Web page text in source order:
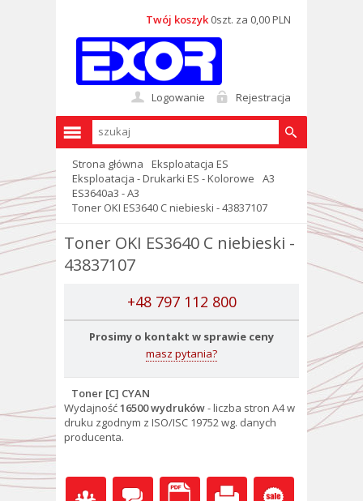
Logowanie Rejestracja
Twój koszyk 0szt. za 0,00 PLN
Strona główna
Eksploatacja ES
Eksploatacja - Drukarki ES - Kolorowe
A3
ES3640a3 - A3
Toner OKI ES3640 C niebieski - 43837107
Toner OKI ES3640 C niebieski -
43837107
+48 797 112 800
Prosimy o kontakt w sprawie ceny
masz pytania?
Toner [C] CYAN
Wydajność16500 wydruków- liczba stron A4 w
druku zgodnym z ISO/ISC 19752 wg. danych
producenta.